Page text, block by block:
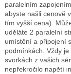
paralelním
abyste našli cenově
tím vyšší cena).
uděláte 2 paralelní
umístění a připojení
podmínkách. Vždy
svorkách z vašich
nepřekročilo napětí